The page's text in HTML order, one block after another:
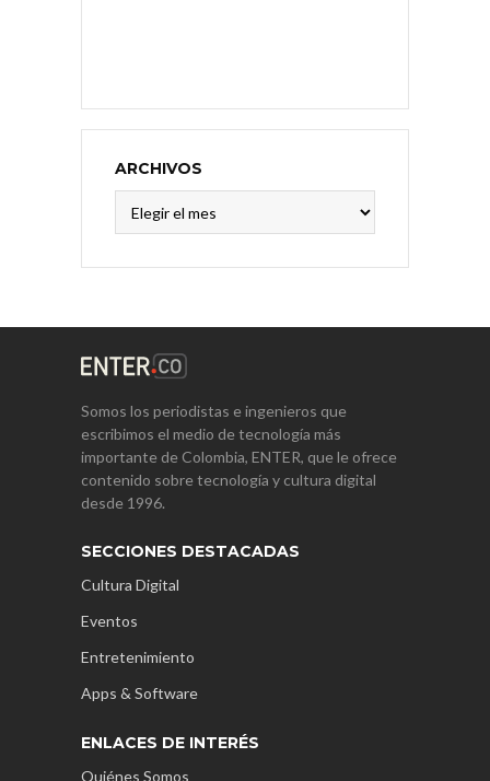
ARCHIVOS
Somos los periodistas e ingenieros que
escribimos el medio de tecnología más
importante de Colombia, ENTER, que le ofrece
contenido sobre tecnología y cultura digital
desde 1996.
SECCIONES DESTACADAS
Cultura Digital
Eventos
Entretenimiento
Apps & Software
ENLACES DE INTERÉS
Quiénes Somos